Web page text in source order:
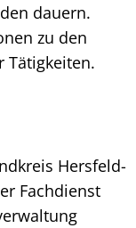
dauern.
zu den
Tätigkeiten.
Hersfeld-
Fachdienst